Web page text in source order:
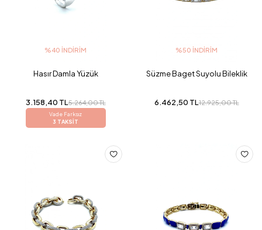
%40 İNDIRIM
Hasır Damla Yüzük
3.158,40 TL5.264,00 TL
Vade Farksız
3 TAKSİT
%50 İNDIRIM
Süzme Baget Suyolu Bileklik
6.462,50 TL12.925,00 TL